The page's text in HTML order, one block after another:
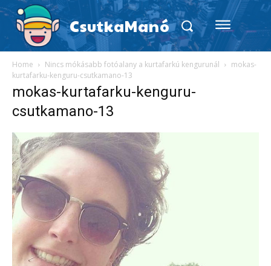
CsutkaManó
Home Nincs mókásabb fotóalany a kurtafarkú kengurunál
mokas-
kurtafarku-kenguru-csutkamano-13
mokas-kurtafarku-kenguru-
csutkamano-13